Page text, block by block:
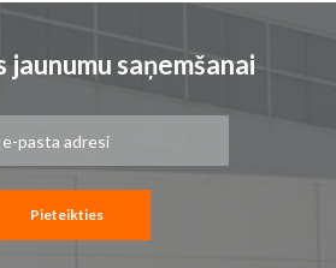
saņemšanai
Pieteikties